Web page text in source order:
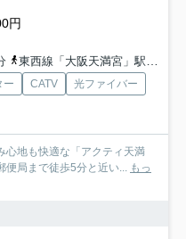
円
東西線「大阪天満宮」駅 徒歩7分
ー CATV
光ファイバー
心地も快適な「アクティ天満
便局まで徒歩5分と近い... もっ